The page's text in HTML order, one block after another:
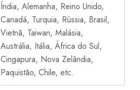
Índia, Alemanha, Reino Unido,
Canadá, Turquia, Rússia, Brasil,
Vietnã, Taiwan, Malásia,
Austrália, Itália, África do Sul,
Cingapura, Nova Zelândia,
Paquistão, Chile, etc.